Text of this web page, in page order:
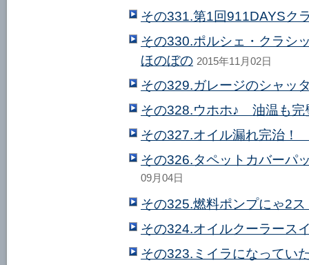
その331.第1回911DAYSク
その330.ポルシェ・クラシ
ほのぼの 2015年11月02日
その329.ガレージのシャッ
その328.ウホホ♪ 油温も完
その327.オイル漏れ完治！
その326.タペットカバーパ
09月04日
その325.燃料ポンプにゃ2
その324.オイルクーラース
その323.ミイラになってい